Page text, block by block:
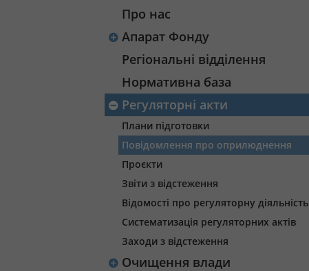
Про нас
Апарат Фонду
Регіональні відділення
Нормативна база
Регуляторні акти
Плани підготовки
Повідомлення про оприлюднення
Проєкти
Звіти з відстеження
Відомості про регуляторну діяльність
Систематизація регуляторних актів
Заходи з відстеження
Очищення влади